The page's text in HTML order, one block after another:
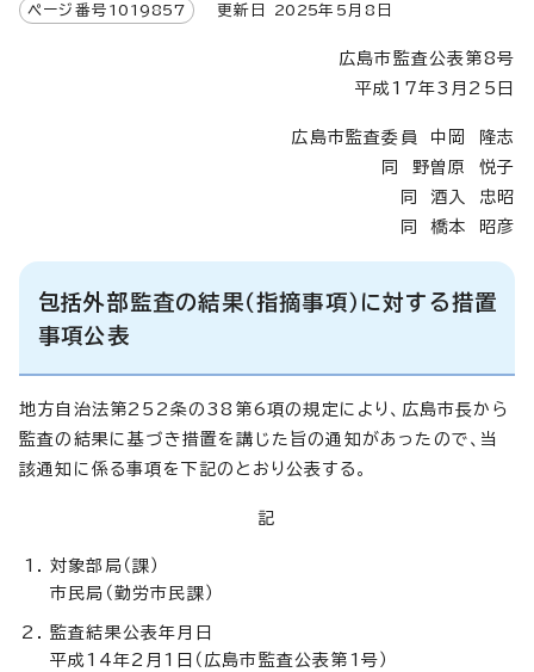
ページ番号 1019857 更新日 2025年5月8日
広島市監査公表第8号
平成17年3月25日
広島市監査委員 中岡 隆志
同 野曽原 悦子
同 酒入 忠昭
同 橋本 昭彦
包括外部監査の結果（指摘事項）に対する措置
事項公表
地方自治法第252条の38第6項の規定により、広島市長から
監査の結果に基づき措置を講じた旨の通知があったので、当
該通知に係る事項を下記のとおり公表する。
記
対象部局（課）
市民局（勤労市民課）
監査結果公表年月日
平成14年2月1日（広島市監査公表第1号）